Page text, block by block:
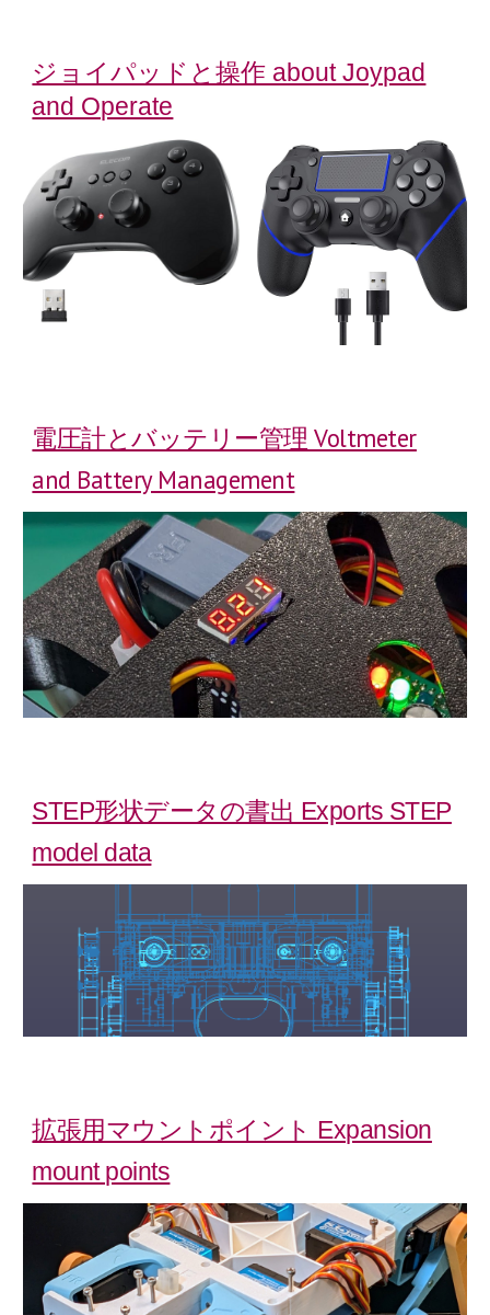
ジョイパッドと操作 about Joypad
and Operate
電圧計とバッテリー管理 Voltmeter
and Battery Management
STEP形状データの書出 Exports STEP
model data
拡張用マウントポイント Expansion
mount points